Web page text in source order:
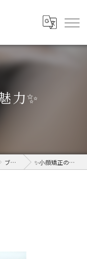
力✨
ブログ ✨小顔矯正の魅力✨